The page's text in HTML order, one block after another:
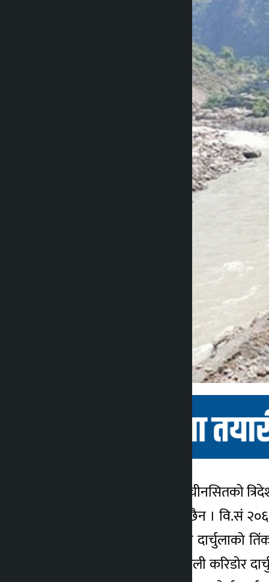
महेन्द्रनगर । नेपाल, भारत र चीनसितको
प्रगतिको गति सन्तोषजनक छैन । वि.सं
ब्रह्मदेवबाट डडेल्धुरा, बैतडी र
गतिमा भइरहेको छ । महाकाली करिडोर